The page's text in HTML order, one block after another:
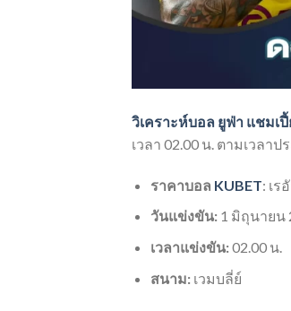
วิเคราะห์บอล ยูฟ่า แชมเ
เวลา 02.00 น. ตามเวลาป
ราคาบอล KUBET: เร
วันแข่งขัน:1 มิถุนายน
เวลาแข่งขัน:02.00 น.
สนาม: เวมบลี่ย์